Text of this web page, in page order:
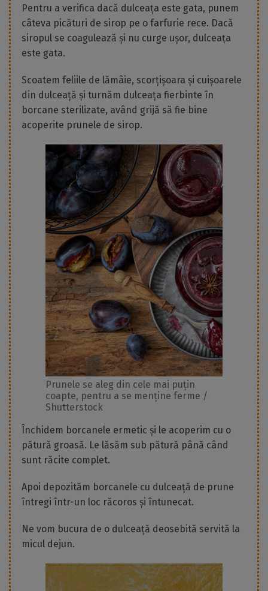
Pentru a verifica dacă dulceața este gata, punem
câteva picături de sirop pe o farfurie rece. Dacă
siropul se coagulează și nu curge ușor, dulceața
este gata.
Scoatem feliile de lămâie, scorțișoara și cuișoarele
din dulceață și turnăm dulceața fierbinte în
borcane sterilizate, având grijă să fie bine
acoperite prunele de sirop.
Prunele se aleg din cele mai puțin
coapte, pentru a se menține ferme /
Shutterstock
Închidem borcanele ermetic și le acoperim cu o
pătură groasă. Le lăsăm sub pătură până când
sunt răcite complet.
Apoi depozităm borcanele cu dulceață de prune
întregi într-un loc răcoros și întunecat.
Ne vom bucura de o dulceață deosebită servită la
micul dejun.